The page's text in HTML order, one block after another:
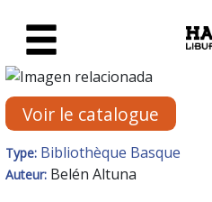
Fiche de
Voir le catalogue
Type: Bibliothèque Basque
Auteur: Belén Altuna